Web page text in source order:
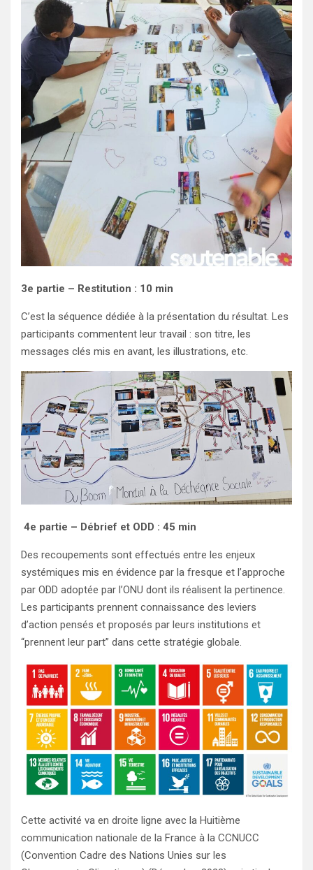
3e partie – Restitution : 10 min
C’est la séquence dédiée à la présentation du résultat. Les
participants commentent leur travail : son titre, les
messages clés mis en avant, les illustrations, etc.
4e partie – Débrief et ODD : 45 min
Des recoupements sont effectués entre les enjeux
systémiques mis en évidence par la fresque et l’approche
par ODD adoptée par l’ONU dont ils réalisent la pertinence.
Les participants prennent connaissance des leviers
d’action pensés et proposés par leurs institutions et
“prennent leur part” dans cette stratégie globale.
Cette activité va en droite ligne avec la Huitième
communication nationale de la France à la CCNUCC
(Convention Cadre des Nations Unies sur les